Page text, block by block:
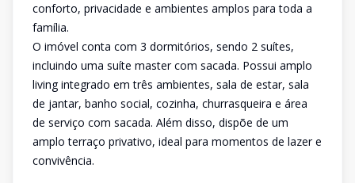
conforto, privacidade e ambientes amplos para toda a
família.
O imóvel conta com 3 dormitórios, sendo 2 suítes,
incluindo uma suíte master com sacada. Possui amplo
living integrado em três ambientes, sala de estar, sala
de jantar, banho social, cozinha, churrasqueira e área
de serviço com sacada. Além disso, dispõe de um
amplo terraço privativo, ideal para momentos de lazer e
convivência.